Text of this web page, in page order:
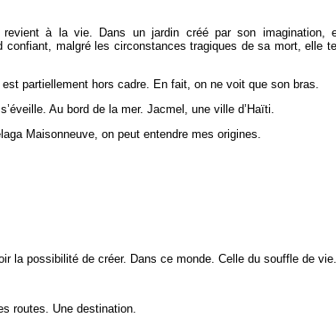
à la vie. Dans un jardin créé par son imagination,
confiant, malgré les circonstances tragiques de sa mort, elle
partiellement hors cadre. En fait, on ne voit que son bras.
Au bord de la mer. Jacmel, une ville d’Haïti.
Maisonneuve, on peut entendre mes origines.
la possibilité de créer. Dans ce monde. Celle du souffle de vie.
routes. Une destination.